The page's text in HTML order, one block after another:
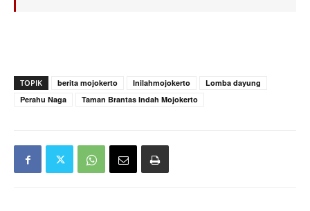
TOPIK berita mojokerto Inilahmojokerto
Lomba dayung
Perahu Naga
Taman Brantas Indah Mojokerto